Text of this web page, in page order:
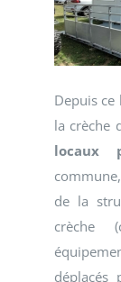
Depuis
la crèche
locaux
de la
crèche
déplacés